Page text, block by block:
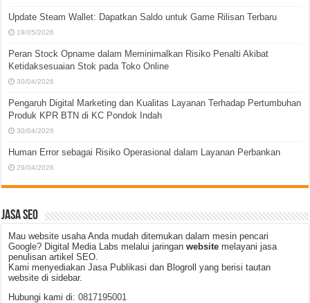
Update Steam Wallet: Dapatkan Saldo untuk Game Rilisan Terbaru
19/05/2026
Peran Stock Opname dalam Meminimalkan Risiko Penalti Akibat
Ketidaksesuaian Stok pada Toko Online
30/04/2026
Pengaruh Digital Marketing dan Kualitas Layanan Terhadap Pertumbuhan
Produk KPR BTN di KC Pondok Indah
30/04/2026
Human Error sebagai Risiko Operasional dalam Layanan Perbankan
29/04/2026
JASA SEO
Mau website usaha Anda mudah ditemukan dalam mesin pencari
Google? Digital Media Labs melalui jaringanwebsitemelayani jasa
penulisan artikel SEO.
Kami menyediakan Jasa Publikasi dan Blogroll yang berisi tautan
website di sidebar.
Hubungi kami di:0817195001